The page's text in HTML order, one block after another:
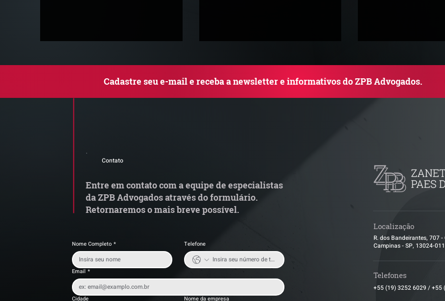
Alerta de Tentativa de
fiscais exige
operacional pelas
Cadastre seu e-mail e receba a newsletter e informativos do ZPB Advogados.
Contato
Entre em contato com a equipe de especialistas
da ZPB Advogados através do formulário.
Retornaremos o mais breve possível.
Nome Completo * Telefone
Email *
Cidade Nome da empresa
Localização
R. dos Bandeirantes, 707
Campinas - SP, 13024-011
Telefones
+55 (19) 3252 6029 /+55